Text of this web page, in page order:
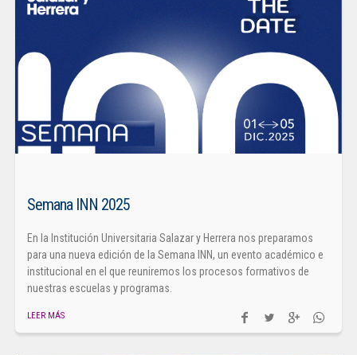
Semana INN 2025
En la Institución Universitaria Salazar y Herrera nos preparamos
para una nueva edición de la Semana INN, un evento académico e
institucional en el que reuniremos los procesos formativos de
nuestras escuelas y programas.
LEER MÁS